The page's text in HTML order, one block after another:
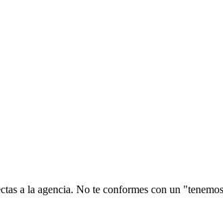
a la agencia. No te conformes con un